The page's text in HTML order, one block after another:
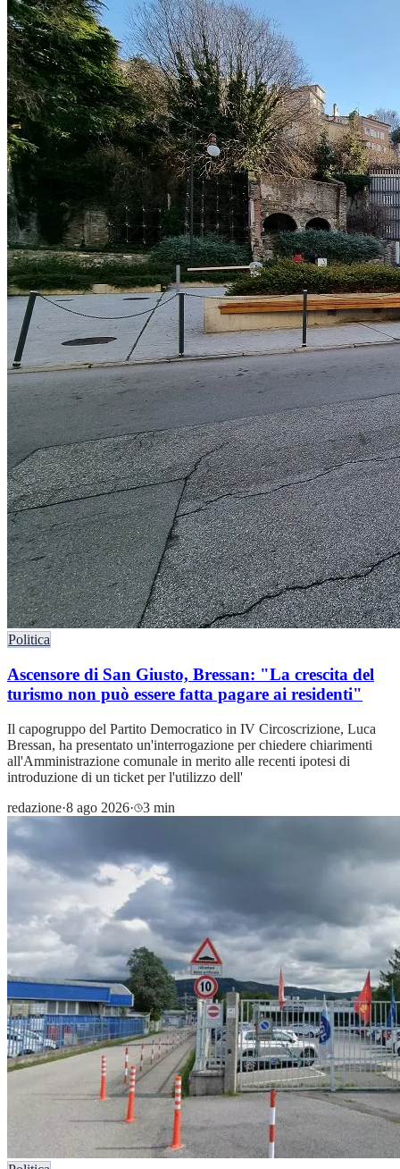
Politica
Ascensore di San Giusto, Bressan: "La crescita del
turismo non può essere fatta pagare ai residenti"
Il capogruppo del Partito Democratico in IV Circoscrizione, Luca
Bressan, ha presentato un'interrogazione per chiedere chiarimenti
all'Amministrazione comunale in merito alle recenti ipotesi di
introduzione di un ticket per l'utilizzo dell'
redazione·8 ago 2026· 3 min